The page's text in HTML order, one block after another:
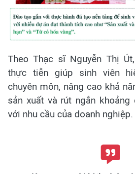
Theo Thạc sĩ Nguyễn Thị
thực tiễn giúp sinh viên
chuyên môn, nâng cao khả
sản xuất và rút ngắn
với nhu cầu của doanh nghiệp.